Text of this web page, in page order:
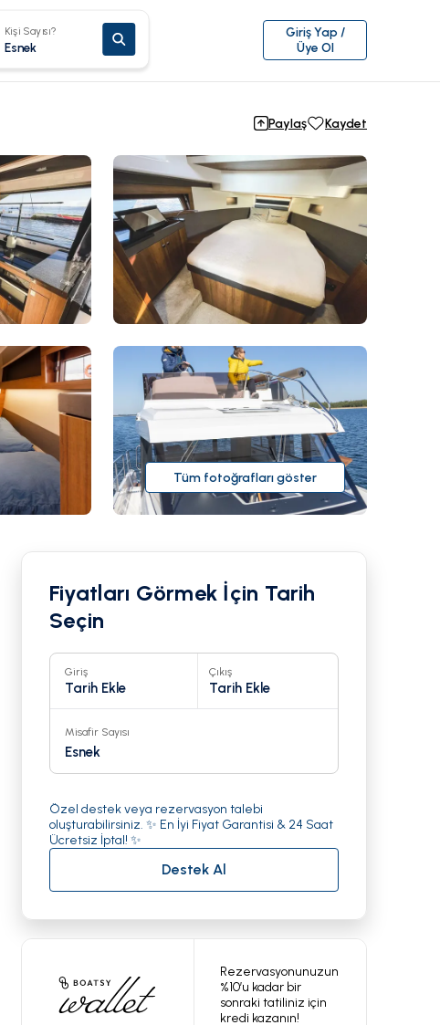
Kişi Sayısı?
Esnek
Giriş Yap /
Üye Ol
Paylaş Kaydet
Tüm fotoğrafları göster
Fiyatları Görmek İçin Tarih
Seçin
Giriş
Tarih Ekle
Çıkış
Tarih Ekle
Misafir Sayısı
Esnek
Özel destek veya rezervasyon talebi
oluşturabilirsiniz. ✨ En İyi Fiyat Garantisi & 24 Saat
Ücretsiz İptal! ✨
Destek Al
Rezervasyonunuzun
%10’u kadar bir
sonraki tatiliniz için
kredi kazanın!